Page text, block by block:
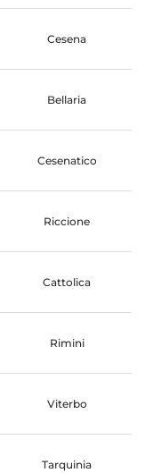
Cesena
Bellaria
Cesenatico
Riccione
Cattolica
Rimini
Viterbo
Tarquinia